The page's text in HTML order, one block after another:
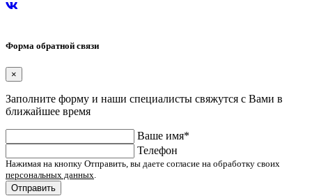
Форма обратной связи
×
Заполните форму и наши специалисты свяжутся с Вами в
ближайшее время
Ваше имя*
Телефон
Нажимая на кнопку Отправить, вы даете согласие на обработку своих
персональных данных.
Отправить